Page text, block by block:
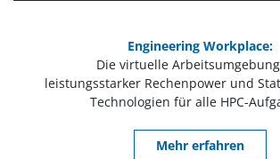
Engineering Workplace:
Die virtuelle
leistungsstarker Rechenpower und
Technologien für alle HPC-
Mehr erfahren